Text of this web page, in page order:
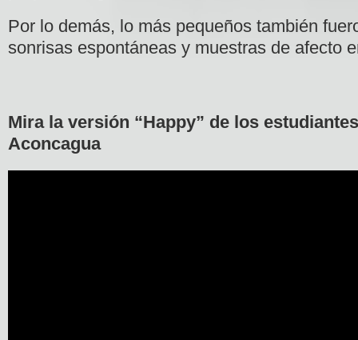
Por lo demás, lo más pequeños también
sonrisas espontáneas y muestras de afecto
Mira la versión “Happy” de los
Aconcagua